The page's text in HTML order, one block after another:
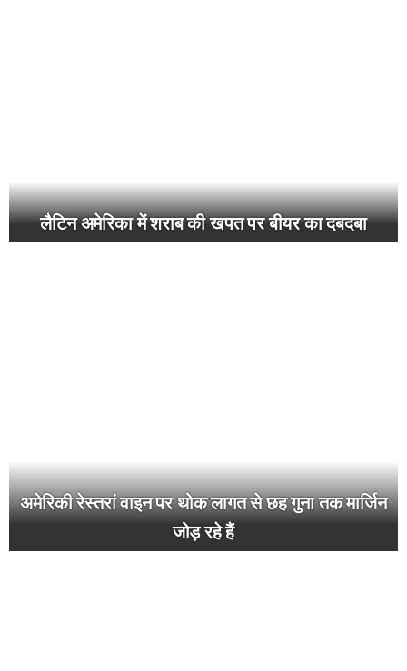
लैटिन अमेरिका में शराब की खपत पर बीयर का दबदबा
अमेरिकी रेस्तरां वाइन पर थोक लागत से छह गुना तक मार्जिन
जोड़ रहे हैं